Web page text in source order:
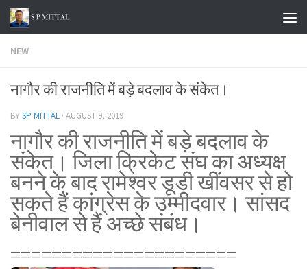
Skip to content
NEW
नागौर की राजनीति में बड़े बदलाव के संकेत।
BYSP MITTAL · AUGUST 9, 2019
नागौर की राजनीति में बड़े बदलाव के
संकेत। जिला क्रिकेट संघ का अध्यक्ष
बनने के बाद रामेश्वर डूडी खींवसर से हो
सकते हैं कांग्रेस के उम्मीदवार। सांसद
बेनीवाल से हैं अच्छे संबंध।
======================